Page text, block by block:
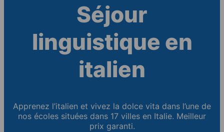
Séjour
linguistique en
italien
Apprenez l’italien et vivez la dolce vita dans l’une de
nos écoles situées dans 17 villes en Italie. Meilleur
prix garanti.